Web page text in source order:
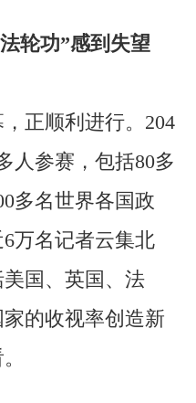
轮功”感到失望
正顺利进行。204
人参赛，包括80多
多名世界各国政
万名记者云集北
国、英国、法
的收视率创造新